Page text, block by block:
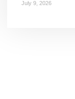
July 9, 2026